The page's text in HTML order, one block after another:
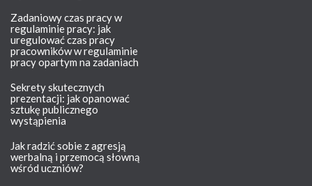
Zadaniowy czas pracy w
regulaminie pracy: jak
uregulować czas pracy
pracowników w regulaminie
pracy opartym na zadaniach
Sekrety skutecznych
prezentacji: jak opanować
sztukę publicznego
wystąpienia
Jak radzić sobie z agresją
werbalną i przemocą słowną
wśród uczniów?